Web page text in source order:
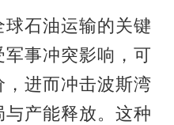
石油运输的关键
事冲突影响，可
进而冲击波斯湾
产能释放。这种